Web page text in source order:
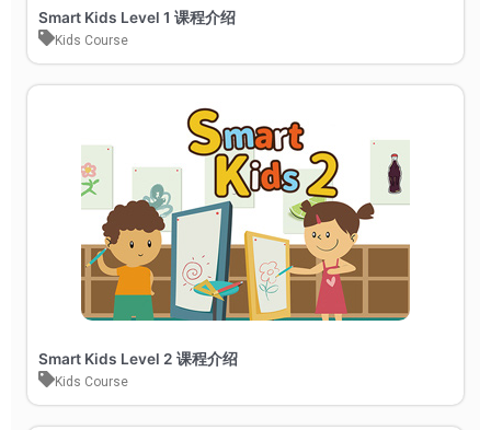
Smart Kids Level 1 课程介绍
Kids Course
Smart Kids Level 2 课程介绍
Kids Course